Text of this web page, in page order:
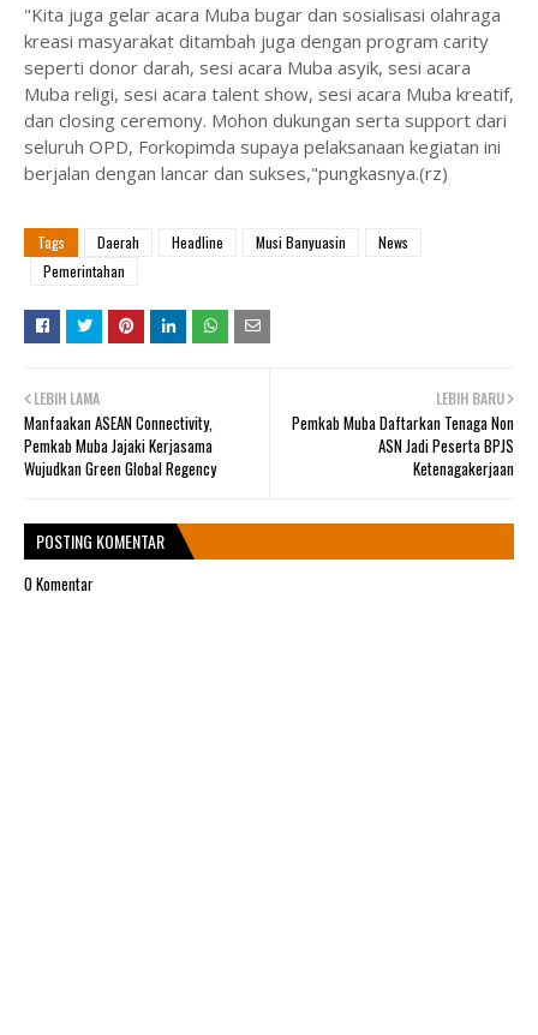
"Kita juga gelar acara Muba bugar dan sosialisasi olahraga
kreasi masyarakat ditambah juga dengan program carity
seperti donor darah, sesi acara Muba asyik, sesi acara
Muba religi, sesi acara talent show, sesi acara Muba kreatif,
dan closing ceremony. Mohon dukungan serta support dari
seluruh OPD, Forkopimda supaya pelaksanaan kegiatan ini
berjalan dengan lancar dan sukses,"pungkasnya.(rz)
Tags Daerah Headline Musi Banyuasin
News
Pemerintahan
LEBIH BARU
Pemkab Muba Daftarkan Tenaga Non
ASN Jadi Peserta BPJS
Ketenagakerjaan
LEBIH LAMA
Manfaakan ASEAN Connectivity,
Pemkab Muba Jajaki Kerjasama
Wujudkan Green Global Regency
POSTING KOMENTAR
0 Komentar